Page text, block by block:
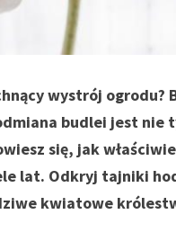
wystrój ogrodu?
budlei jest nie
się, jak
lat. Odkryj tajniki
kwiatowe